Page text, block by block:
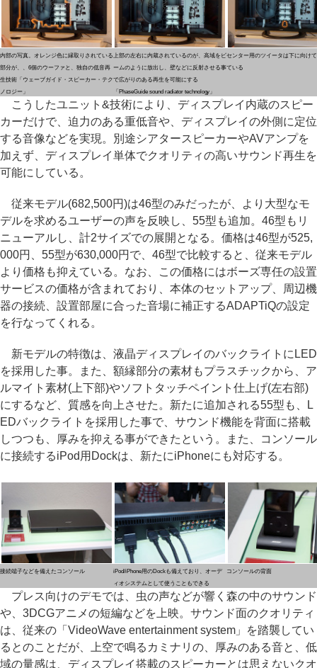
内部の写真。オレンジ色に縁取りされている
部分が、、6個のウーファと、独自の低音再
生技術「ウェーブガイド・スピーカー・テク
ノロジー」
上部の左右に内蔵されているのが、高域をビ
ームのように放出し、壁などに反射させる事
で広がりのある再生を可能にする
「PhaseGuide sound radiator technology」
センター用のツイータは下に向け
ている
こうしたユニット&技術により、ディスプレイ内蔵のスピー
カーだけで、迫力のある重低音や、ディスプレイの外側に定位
する音像などを実現。別途シアタースピーカーやAVアンプを
加えず、ディスプレイ単体でクオリティの高いサウンド再生を
可能にしている。
従来モデル(682,500円)は46型のみだったが、より大型なモ
デルを求めるユーザーの声を反映し、55型も追加。46型もリ
ニューアルし、計2サイズでの展開となる。価格は46型が525,
000円、55型が630,000円で、46型で比較すると、従来モデル
より価格も抑えている。なお、この価格にはボーズ専任の設置
サービスの価格が含まれており、本体のセットアップ、周辺機
器の接続、設置部屋に合った音場に補正するADAPTiQの設定
を行なってくれる。
新モデルの特徴は、液晶ディスプレイのバックライトにLED
を採用した事。また、額縁部分の素材もプラスチックから、ア
ルマイト素材(上下部)やソフトタッチペイント仕上げ(左右部)
にするなど、質感を向上させた。新たに追加される55型も、L
EDバックライトを採用した事で、サウンド機能を背面に搭載
しつつも、厚みを抑える事ができたという。また、コンソール
に接続するiPod用Dockは、新たにiPhoneにも対応する。
接続端子などを備えたコンソール
iPod/iPhone用のDockも備えており、オーデ
ィオシステムとして使うこともできる
コンソールの背面
プレス向けのデモでは、虫の声などが響く森の中のサウンド
や、3DCGアニメの短編などを上映。サウンド面のクオリティ
は、従来の「VideoWave entertainment system」を踏襲してい
るとのことだが、上空で鳴るカミナリの、厚みのある音と、低
域の量感は、ディスプレイ搭載のスピーカーとは思えないクオ